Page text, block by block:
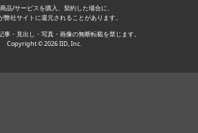
品/サービスを購入、契約した場合に、
弊社サイトに還元されることがあります。
事・見出し・写真・画像の無断転載を禁じます。
Copyright © 2026 IID, Inc.